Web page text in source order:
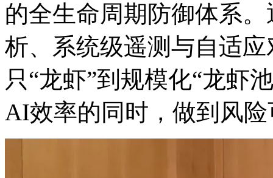
的全生命周期防御体系。
析、系统级遥测与自适
只“龙虾”到规模化“龙虾池
AI效率的同时，做到风险